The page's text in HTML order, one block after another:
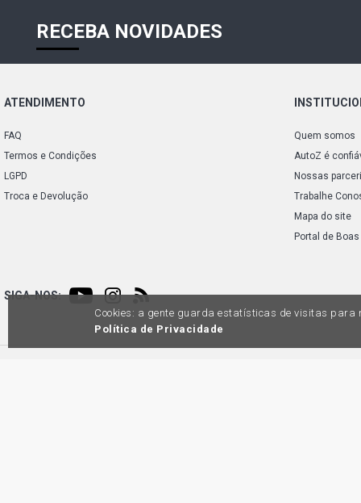
RECEBA NOVIDADES
ATENDIMENTO
FAQ
Termos e Condições
LGPD
Troca e Devolução
Quem somos
AutoZ é
Nossas
Trabalhe
Mapa do site
Portal de
SIGA-NOS:
Cookies: a gente guarda estatísticas de visitas para
Política de Privacidade